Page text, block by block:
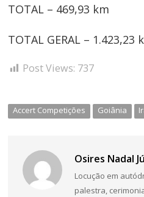
TOTAL – 469,93 km
TOTAL GERAL – 1.423,23
Post Views: 737
Accert Competições Goiânia
Osires Nadal
Locução em
palestra,